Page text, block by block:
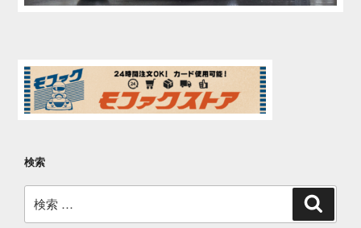
検索
索: